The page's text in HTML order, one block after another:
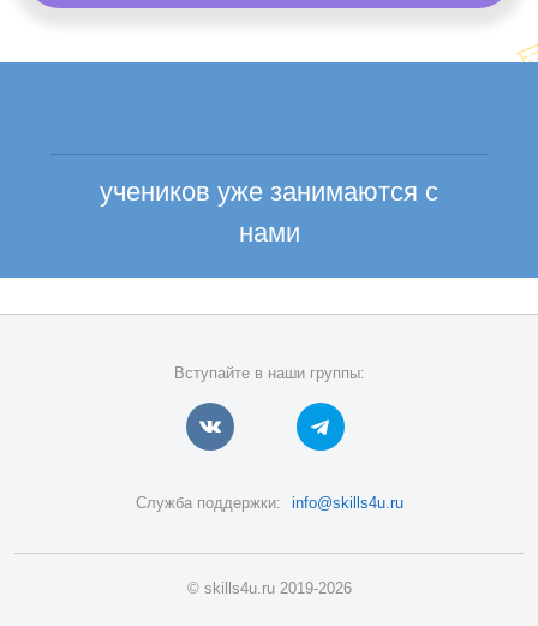
учеников уже занимаются с
нами
Вступайте в наши группы:
Служба поддержки: info@skills4u.ru
© skills4u.ru 2019-2026